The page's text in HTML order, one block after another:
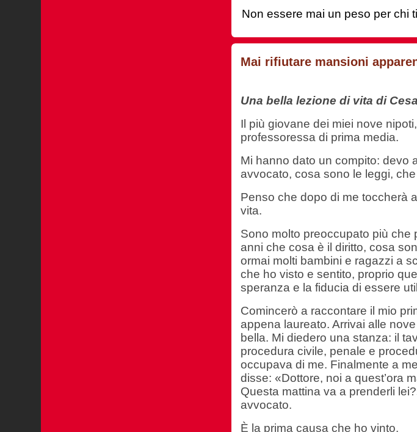
Non essere mai un peso per chi
Mai rifiutare mansioni
Una bella lezione di vita di
Il più giovane dei miei nove
professoressa di prima media.
Mi hanno dato un compito: devo
avvocato, cosa sono le leggi, che
Penso che dopo di me toccherà
vita.
Sono molto preoccupato più che
anni che cosa è il diritto, cosa
ormai molti bambini e ragazzi a
che ho visto e sentito, proprio
speranza e la fiducia di essere
Comincerò a raccontare il mio
appena laureato. Arrivai alle
bella. Mi diedero una stanza: il
procedura civile, penale e
occupava di me. Finalmente a
disse: «Dottore, noi a quest’ora
Questa mattina va a prenderli
avvocato.
È la prima causa che ho vinto.